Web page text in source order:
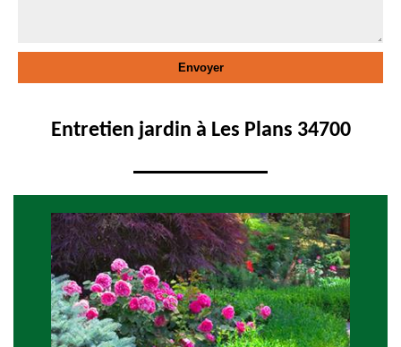
Entretien jardin à Les Plans 34700